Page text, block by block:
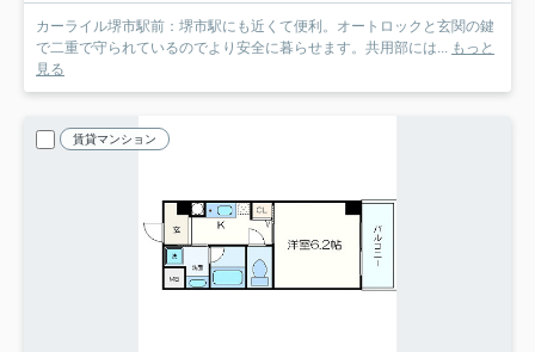
カーライル堺市駅前：堺市駅にも近くて便利。オートロックと玄関の鍵
で二重で守られているのでより安全に暮らせます。共用部には... もっと
見る
賃貸マンション